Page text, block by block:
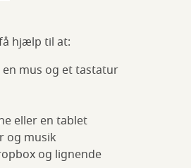
hjælp til at:
mus og et tastatur
eller en tablet
og musik
og lignende